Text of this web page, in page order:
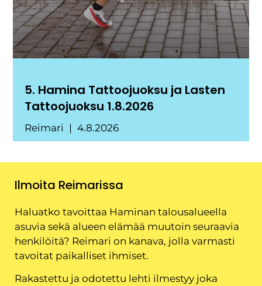
5. Hamina Tattoojuoksu ja Lasten
Tattoojuoksu 1.8.2026
Reimari 4.8.2026
Ilmoita Reimarissa
Haluatko tavoittaa Haminan talousalueella
asuvia sekä alueen elämää muutoin seuraavia
henkilöitä? Reimari on kanava, jolla varmasti
tavoitat paikalliset ihmiset.
Rakastettu ja odotettu lehti ilmestyy joka